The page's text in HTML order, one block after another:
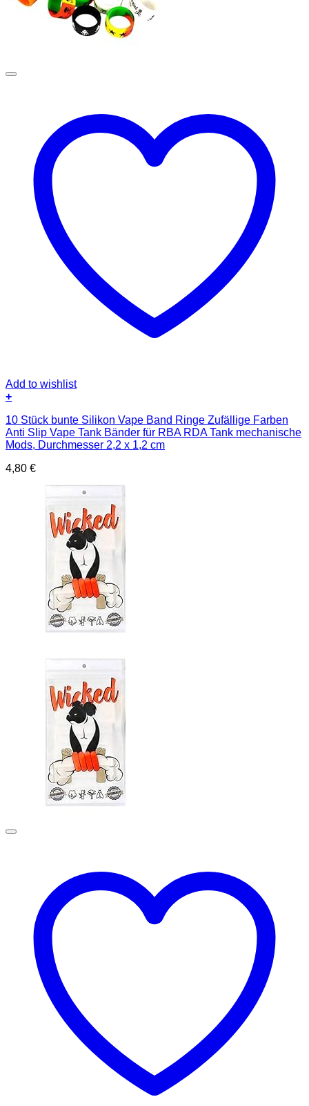
Add to wishlist
+
10 Stück bunte Silikon Vape Band Ringe Zufällige Farben
Anti Slip Vape Tank Bänder für RBA RDA Tank mechanische
Mods, Durchmesser 2,2 x 1,2 cm
4,80 €